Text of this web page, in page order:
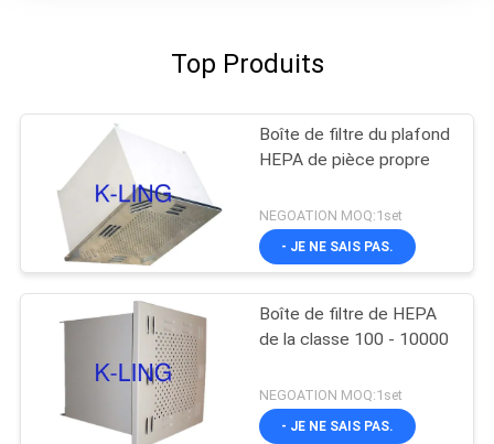
Top Produits
Boîte de filtre du plafond
HEPA de pièce propre
NEGOATION MOQ:1set
- JE NE SAIS PAS.
Boîte de filtre de HEPA
de la classe 100 - 10000
NEGOATION MOQ:1set
- JE NE SAIS PAS.